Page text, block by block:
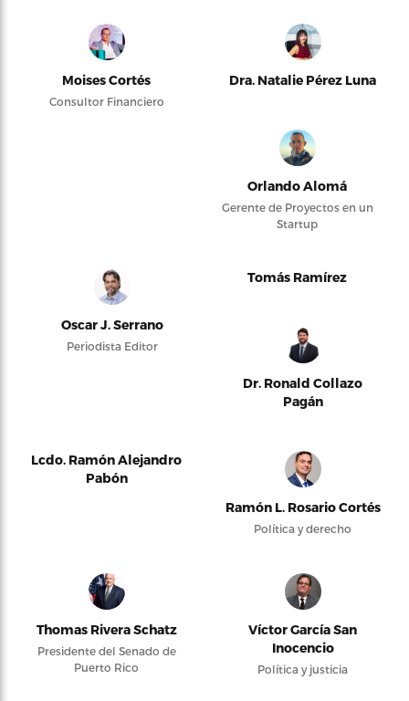
Moises Cortés
Consultor Financiero
Dra. Natalie Pérez Luna
Orlando Alomá
Gerente de Proyectos en un
Startup
Oscar J. Serrano
Periodista Editor
Tomás Ramírez
Dr. Ronald Collazo
Pagán
Lcdo. Ramón Alejandro
Pabón
Ramón L. Rosario Cortés
Política y derecho
Thomas Rivera Schatz
Presidente del Senado de
Puerto Rico
Víctor García San
Inocencio
Política y justicia